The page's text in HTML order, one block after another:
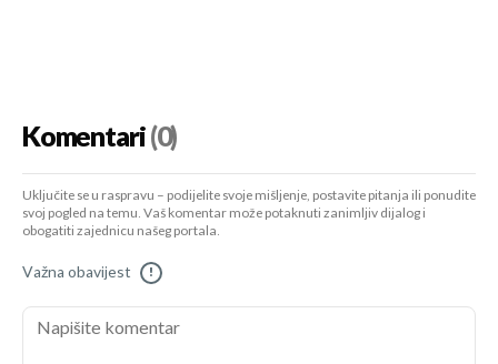
Komentari(0)
Uključite se u raspravu – podijelite svoje mišljenje, postavite pitanja ili ponudite
svoj pogled na temu. Vaš komentar može potaknuti zanimljiv dijalog i
obogatiti zajednicu našeg portala.
Važna obavijest !